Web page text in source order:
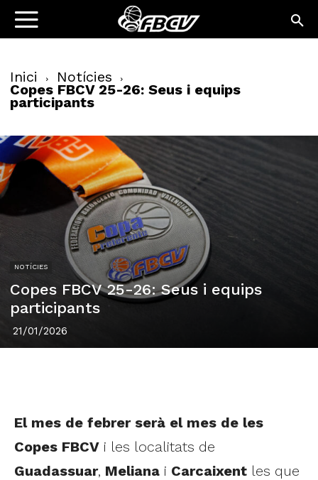
Inici Notícies
Copes FBCV 25-26: Seus i equips
participants
NOTÍCIES
Copes FBCV 25-26: Seus i equips
participants
21/01/2026
El mes de febrer serà el mes de les
Copes FBCV i les localitats de
Guadassuar, Meliana i Carcaixent les que